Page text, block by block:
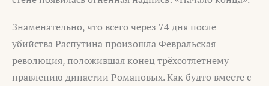
Знаменательно, что всего через 74 дня после
убийства Распутина произошла Февральская
революция, положившая конец трёхсотлетнему
правлению династии Романовых. Как будто вместе с